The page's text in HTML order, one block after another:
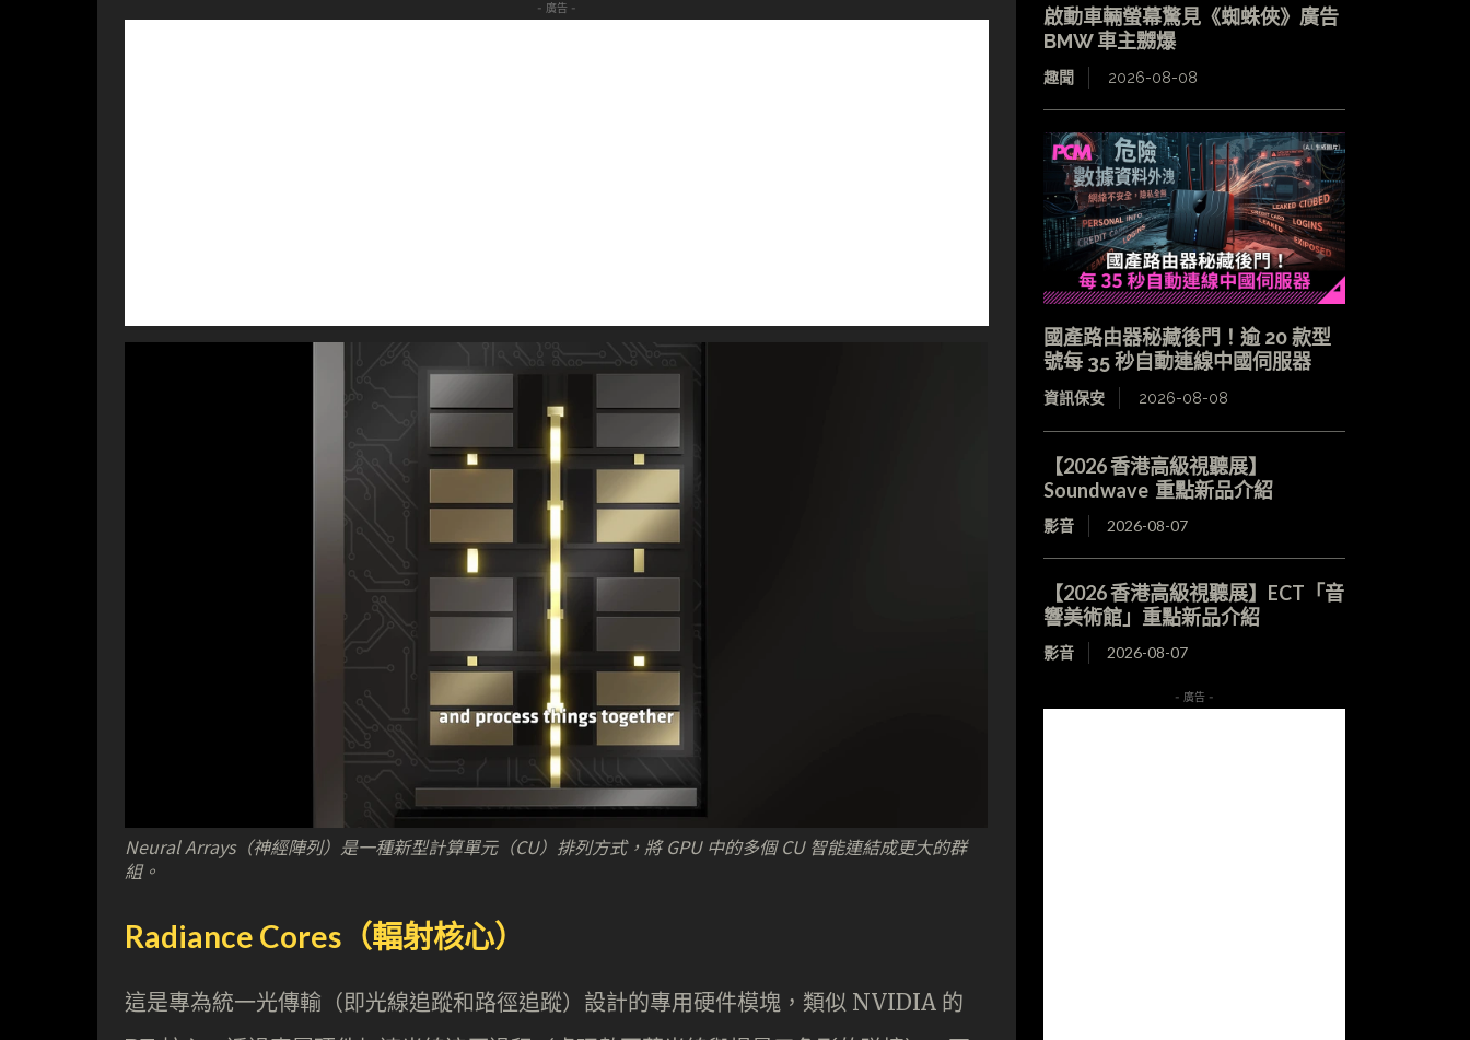
- 廣告 -
Neural Arrays（神經陣列）是一種新型計算單元（CU）排列方式，將 GPU 中的多個 CU 智能連結成更大的群
組。
Radiance Cores（輻射核心）
這是專為統一光傳輸（即光線追蹤和路徑追蹤）設計的專用硬件模塊，類似 NVIDIA 的
啟動車輛螢幕驚見《蜘蛛俠》廣告
BMW 車主嬲爆
趣聞 2026-08-08
國產路由器秘藏後門！逾 20 款型
號每 35 秒自動連線中國伺服器
資訊保安 2026-08-08
【2026 香港高級視聽展】
Soundwave 重點新品介紹
影音 2026-08-07
【2026 香港高級視聽展】ECT「音
響美術館」重點新品介紹
影音 2026-08-07
- 廣告 -